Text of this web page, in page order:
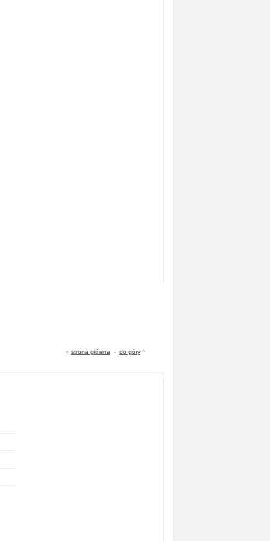
« strona główna - do góry^